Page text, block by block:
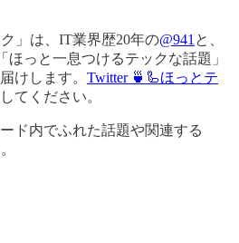
」は、IT業界歴20年の@941 と、
ほっと一息つけるテックな話題」
けします。 Twitter 🍵🦾ほっとテ
てください。
ド内でふれた話題や関連する